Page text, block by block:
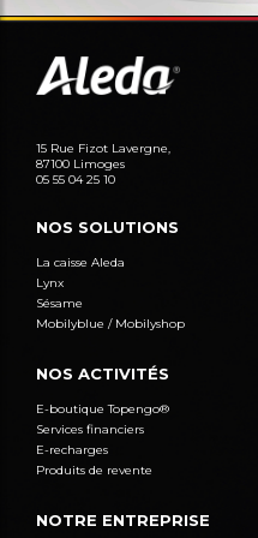
15 Rue Fizot Lavergne,
87100 Limoges
05 55 04 25 10
NOS SOLUTIONS
La caisse Aleda
Lynx
Sésame
Mobilyblue / Mobilyshop
NOS ACTIVITÉS
E-boutique Topengo®
Services financiers
E-recharges
Produits de revente
NOTRE ENTREPRISE